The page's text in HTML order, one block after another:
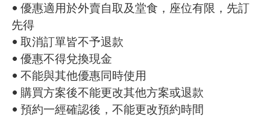
• 優惠適用於外賣自取及堂食，座位有限，先訂
先得
• 取消訂單皆不予退款
• 優惠不得兌換現金
• 不能與其他優惠同時使用
• 購買方案後不能更改其他方案或退款
• 預約一經確認後，不能更改預約時間